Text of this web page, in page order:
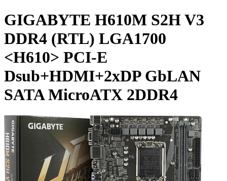
GIGABYTE H610M S2H V3
DDR4 (RTL) LGA1700
<H610> PCI-E
Dsub+HDMI+2xDP GbLAN
SATA MicroATX 2DDR4